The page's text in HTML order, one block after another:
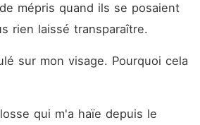
mépris quand ils se posaient
rien laissé transparaître.
sur mon visage. Pourquoi cela
qui m'a haïe depuis le